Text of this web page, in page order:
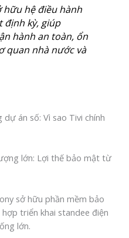
hữu hệ điều hành
định kỳ, giúp
hành an toàn, ổn
quan nhà nước và
án số: Vì sao Tivi chính
lớn: Lợi thế bảo mật từ
sở hữu phần mềm bảo
triển khai standee điện
lớn.